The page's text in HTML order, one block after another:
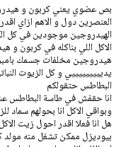
بص عضوي يعني كربون و
العنصرين دول و الاهم ازاي
الهيدروجين موجودين في كل
الاكل اللي بناكله في كربون و
هيدروجين مخلفات جسمك
يديييييييييي و كل الزيوت
البطاطس حتقولكم
انا حقفش في طاسة البطاطس
وبواقي الاكل انا بحولهم سماد
هل انا فعلا اقدر احول زيت
بيوديزل ممكن تشغل منه مولد